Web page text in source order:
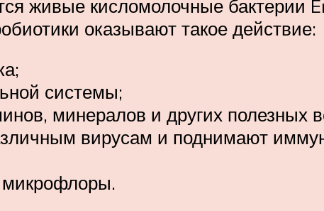
живые кисломолочные бактерии
оказывают такое действие:
системы;
минералов и других полезных
вирусам и поднимают
микрофлоры.